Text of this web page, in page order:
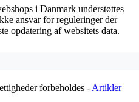
i Danmark understøttes
ansvar for reguleringer der
opdatering af websitets data.
forbeholdes - Artikler